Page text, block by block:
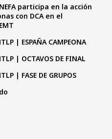
participa en la acción
con DCA en el
| ESPAÑA CAMPEONA
| OCTAVOS DE FINAL
| FASE DE GRUPOS